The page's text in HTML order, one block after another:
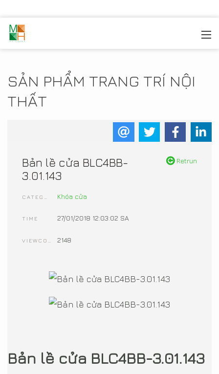
SẢN PHẨM TRANG TRÍ NỘI
THẤT
Retrun
Bản lề cửa BLC4BB-
3.01.143​
Khóa cửa
TIME 27/01/2018 12:03:02 SA
2148
Bản lề cửa BLC4BB-3.01.143​